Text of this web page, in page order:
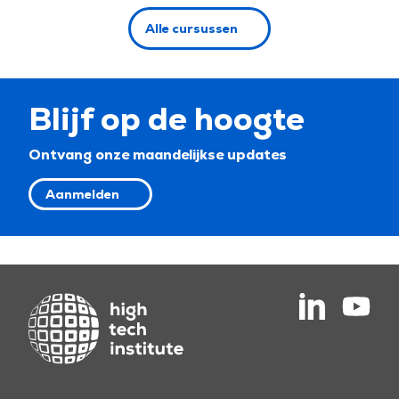
Alle cursussen
Blijf op de hoogte
Ontvang onze maandelijkse updates
Aanmelden